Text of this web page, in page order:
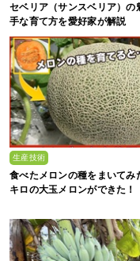
セベリア（サンスベリア）の
手な育て方を愛好家が解説
生産技術
食べたメロンの種をまいてみ
キロの大玉メロンができた！